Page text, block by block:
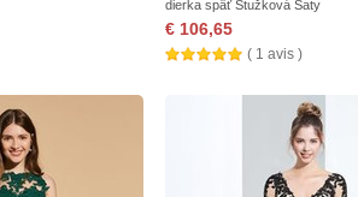
dierka späť Stužková Šaty
€ 106,65
( 1 avis )